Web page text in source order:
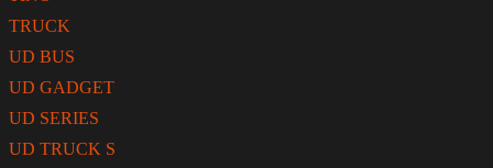
TRUCK
UD BUS
UD GADGET
UD SERIES
UD TRUCK S